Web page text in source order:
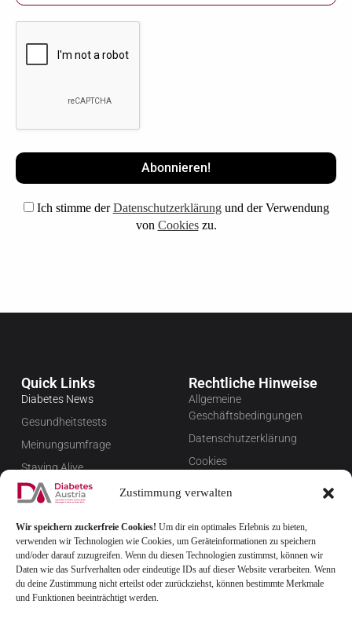
Zustimmung verwalten
Wir speichern zuckerfreie Cookies! Um dir ein optimales Erlebnis zu bieten,
verwenden wir Technologien wie Cookies, um Geräteinformationen zu speichern
und/oder darauf zuzugreifen. Wenn du diesen Technologien zustimmst, können wir
Daten wie das Surfverhalten oder eindeutige IDs auf dieser Website verarbeiten. Wenn
du deine Zustimmung nicht erteilst oder zurückziehst, können bestimmte Merkmale
und Funktionen beeinträchtigt werden.
Ich stimme derDatenschutzerklärungund der Verwendung
von Cookieszu.
Quick Links
Diabetes News
Gesundheitstests
Meinungsumfrage
Staying Alive
Favoriten
Rechtliche Hinweise
Allgemeine
Geschäftsbedingungen
Datenschutzerklärung
Cookies
Newsletter verwalten
FAQ